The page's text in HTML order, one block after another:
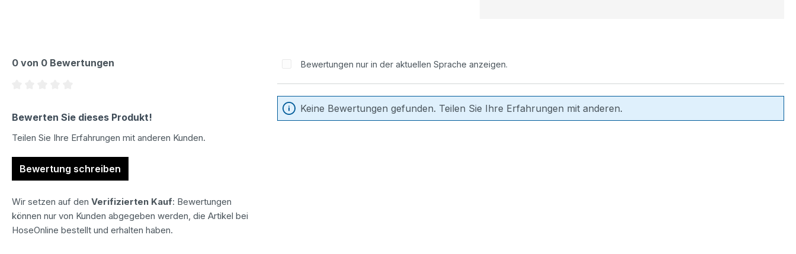
0 von 0 Bewertungen
Bewerten Sie dieses Produkt!
Teilen Sie Ihre Erfahrungen mit anderen Kunden.
Bewertung schreiben
Wir setzen auf den Verifizierten Kauf: Bewertungen
können nur von Kunden abgegeben werden, die Artikel bei
HoseOnline bestellt und erhalten haben.
Bewertungen nur in der aktuellen Sprache anzeigen.
Keine Bewertungen gefunden. Teilen Sie Ihre Erfahrungen mit anderen.